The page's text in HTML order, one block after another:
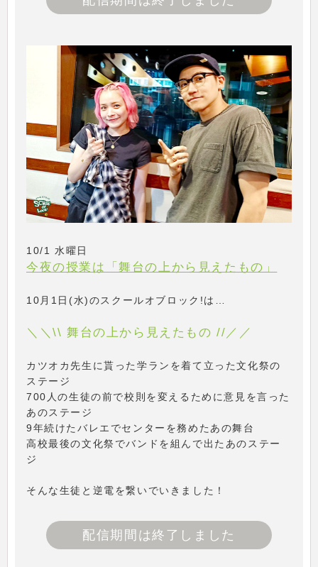
10/1 水曜日
今夜の授業は「舞台の上から見えたもの」
10月1日(水)のスクールオブロック!は…
＼＼\\ 舞台の上から見えたもの //／／
カツオカ先生に貰った学ランを着て立った文化祭の
ステージ
700人の生徒の前で校則を変えるために意見を言った
あのステージ
9年続けたバレエでセンターを務めたあの舞台
高校最後の文化祭でバンドを組んで出たあのステー
ジ
そんな生徒と逆電を繋いでいきました！
配信期間は終了しました